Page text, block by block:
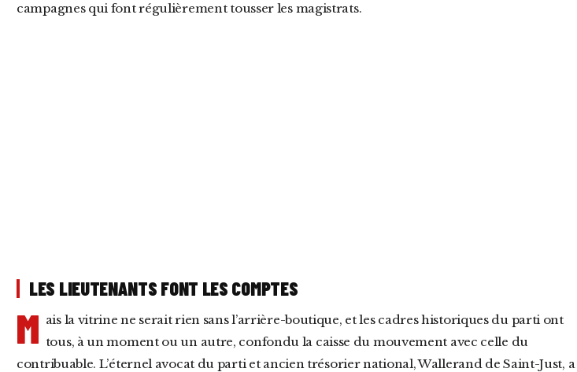
campagnes qui font régulièrement tousser les magistrats.
LES LIEUTENANTS FONT LES COMPTES
M ais la vitrine ne serait rien sans l’arrière-boutique, et les cadres historiques du parti ont
tous, à un moment ou un autre, confondu la caisse du mouvement avec celle du
contribuable. L’éternel avocat du parti et ancien trésorier national, Wallerand de Saint-Just, a